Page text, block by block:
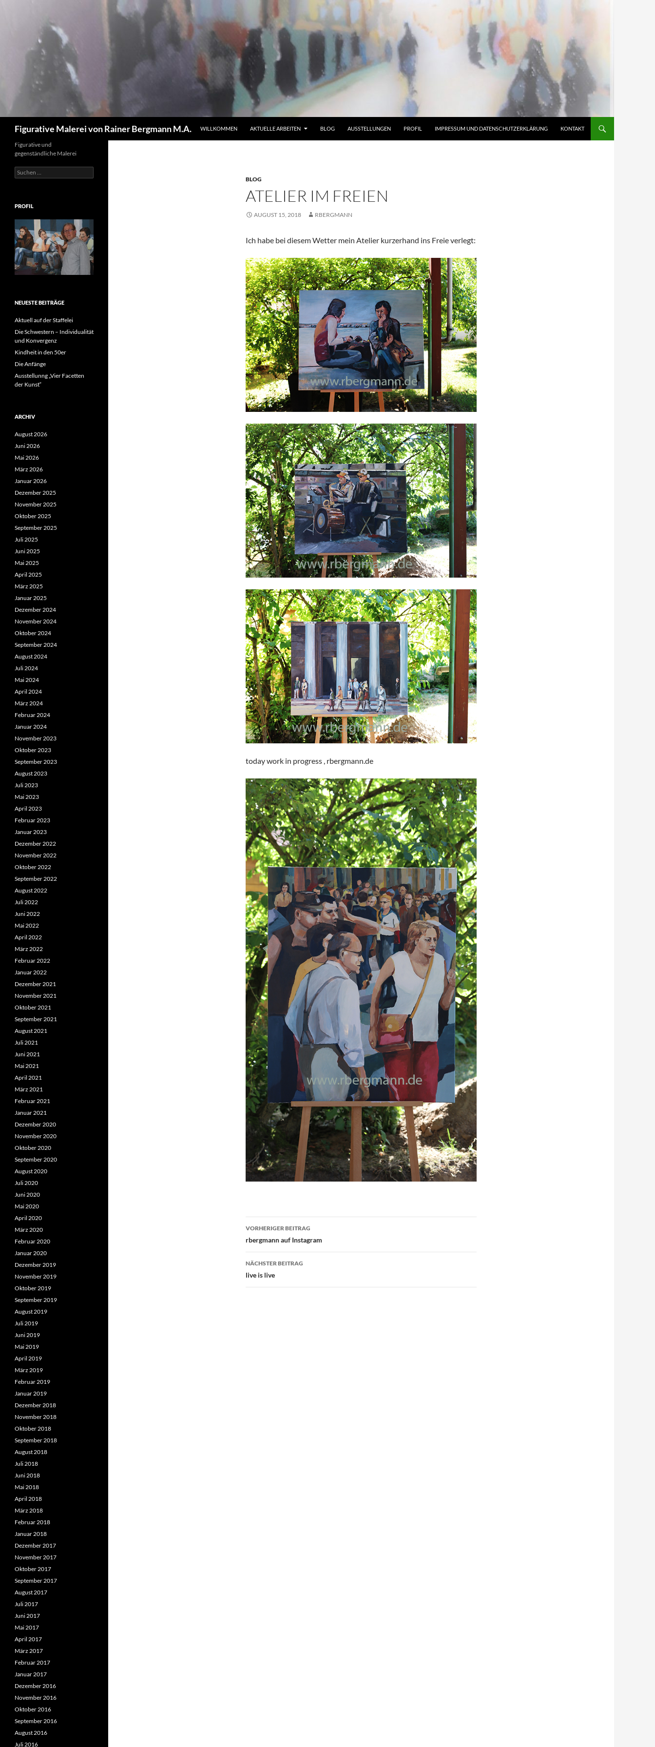
Figurative Malerei von Rainer Bergmann M.A. WILLKOMMEN AKTUELLE ARBEITEN BLOG AUSSTELLUNGEN PROFIL IMPRESSUM UND DATENSCHUTZERKLÄRUNG KONTAKT
BLOG
ATELIER IM FREIEN
AUGUST 15, 2018 RBERGMANN
Ich habe bei diesem Wetter mein Atelier kurzerhand ins Freie verlegt:
today work in progress , rbergmann.de
Beitragsnavigation
VORHERIGER BEITRAG
rbergmann auf Instagram
NÄCHSTER BEITRAG
live is live
Figurative und
gegenständliche Malerei
Suchen
nach:
PROFIL
NEUESTE BEITRÄGE
Aktuell auf der Staffelei
Die Schwestern – Individualität
und Konvergenz
Kindheit in den 50er
Die Anfänge
Ausstellunng „Vier Facetten
der Kunst“
ARCHIV
August 2026
Juni 2026
Mai 2026
März 2026
Januar 2026
Dezember 2025
November 2025
Oktober 2025
September 2025
Juli 2025
Juni 2025
Mai 2025
April 2025
März 2025
Januar 2025
Dezember 2024
November 2024
Oktober 2024
September 2024
August 2024
Juli 2024
Mai 2024
April 2024
März 2024
Februar 2024
Januar 2024
November 2023
Oktober 2023
September 2023
August 2023
Juli 2023
Mai 2023
April 2023
Februar 2023
Januar 2023
Dezember 2022
November 2022
Oktober 2022
September 2022
August 2022
Juli 2022
Juni 2022
Mai 2022
April 2022
März 2022
Februar 2022
Januar 2022
Dezember 2021
November 2021
Oktober 2021
September 2021
August 2021
Juli 2021
Juni 2021
Mai 2021
April 2021
März 2021
Februar 2021
Januar 2021
Dezember 2020
November 2020
Oktober 2020
September 2020
August 2020
Juli 2020
Juni 2020
Mai 2020
April 2020
März 2020
Februar 2020
Januar 2020
Dezember 2019
November 2019
Oktober 2019
September 2019
August 2019
Juli 2019
Juni 2019
Mai 2019
April 2019
März 2019
Februar 2019
Januar 2019
Dezember 2018
November 2018
Oktober 2018
September 2018
August 2018
Juli 2018
Juni 2018
Mai 2018
April 2018
März 2018
Februar 2018
Januar 2018
Dezember 2017
November 2017
Oktober 2017
September 2017
August 2017
Juli 2017
Juni 2017
Mai 2017
April 2017
März 2017
Februar 2017
Januar 2017
Dezember 2016
November 2016
Oktober 2016
September 2016
August 2016
Juli 2016